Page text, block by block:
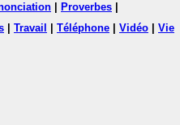
Proverbes
Travail Téléphone Vidéo
Vie